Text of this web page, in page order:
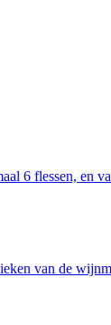
6 flessen, en
van de